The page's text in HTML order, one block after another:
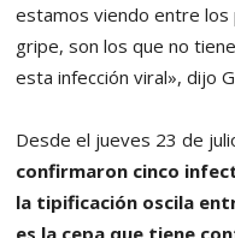
estamos viendo entre
gripe, son los que no
esta infección viral», dijo
Desde el jueves 23 de
confirmaron cinco
la tipificación oscila
es la cepa que tiene